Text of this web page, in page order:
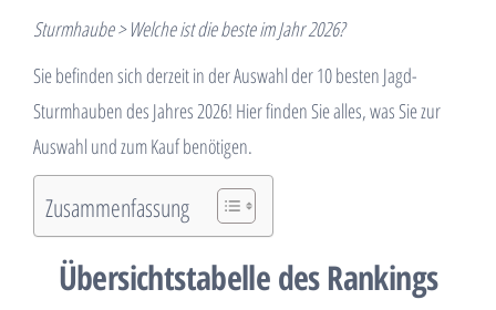
Sturmhaube > Welche ist die beste im Jahr 2026?
Sie befinden sich derzeit in der Auswahl der 10 besten Jagd-
Sturmhauben des Jahres 2026! Hier finden Sie alles, was Sie zur
Auswahl und zum Kauf benötigen.
Zusammenfassung
Übersichtstabelle des Rankings